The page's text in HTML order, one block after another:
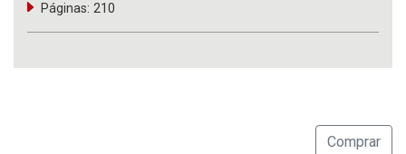
Páginas: 210
Comprar